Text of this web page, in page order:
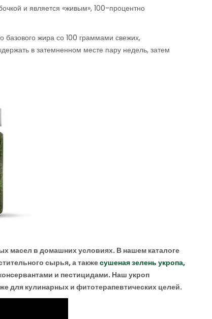
и является «живым», 100-процентно
базового жира со 100 граммами свежих,
в затемненном месте пару недель, затем
масел в домашних условиях. В нашем каталоге
сырья, а такжесушеная зелень укропа,
и пестицидами. Наш укроп
для кулинарных и фитотерапевтических целей.